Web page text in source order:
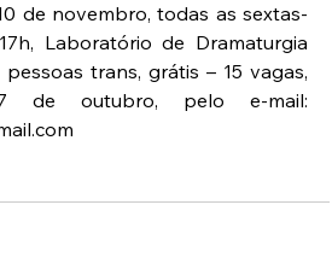
de novembro, todas as sextas-
Laboratório de Dramaturgia
trans, grátis – 15 vagas,
de outubro, pelo e-mail: